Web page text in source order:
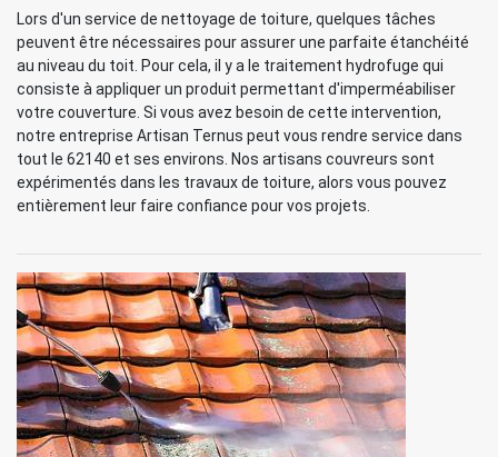
Lors d'un service de nettoyage de toiture, quelques tâches
peuvent être nécessaires pour assurer une parfaite étanchéité
au niveau du toit. Pour cela, il y a le traitement hydrofuge qui
consiste à appliquer un produit permettant d'imperméabiliser
votre couverture. Si vous avez besoin de cette intervention,
notre entreprise Artisan Ternus peut vous rendre service dans
tout le 62140 et ses environs. Nos artisans couvreurs sont
expérimentés dans les travaux de toiture, alors vous pouvez
entièrement leur faire confiance pour vos projets.